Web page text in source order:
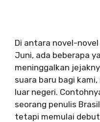
Di antara novel-
Juni, ada beberapa
meninggalkan
suara baru bagi
luar negeri.
seorang penulis
tetapi memulai